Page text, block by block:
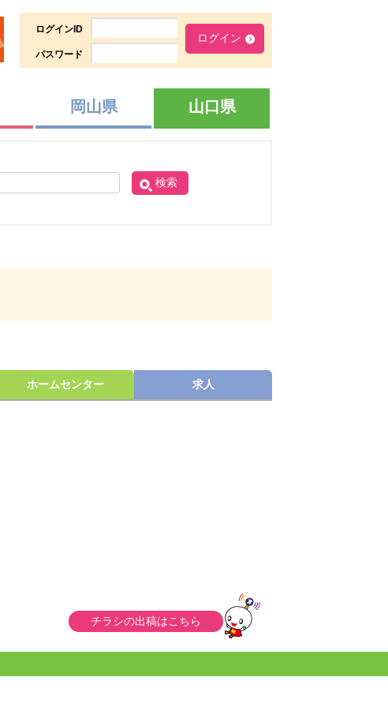
ログインID
パスワード
岡山県 山口県
検索
ホームセンター 求人
チラシの出稿はこちら